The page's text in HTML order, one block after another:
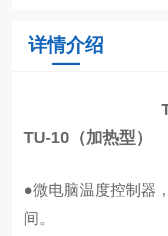
详情介绍
TU-10（加热型）
●微电脑温度控制器
间。